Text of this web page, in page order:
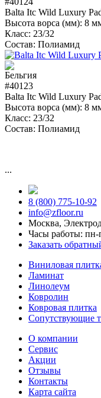
Balta Itc Wild Luxury
Высота ворса (мм): 8
Класс: 23/32
Состав: Полиамид
#40123
Balta Itc Wild Luxury
Высота ворса (мм): 8
Класс: 23/32
Состав: Полиамид
...
8 (800) 775-10-92
info@zfloor.ru
Москва,
Часы работы: пн-
Заказать
Виниловая
Ламинат
Линолеум
Ковролин
Ковровая плитка
Сопутствующие
О компании
Сервис
Акции
Отзывы
Контакты
Карта сайта